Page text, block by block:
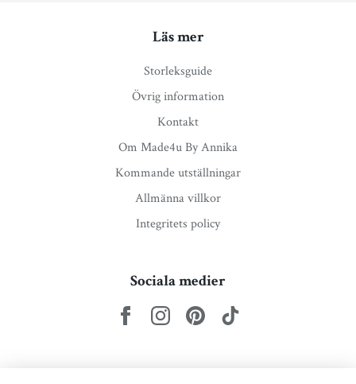
Läs mer
Storleksguide
Övrig information
Kontakt
Om Made4u By Annika
Kommande utställningar
Allmänna villkor
Integritets policy
Sociala medier